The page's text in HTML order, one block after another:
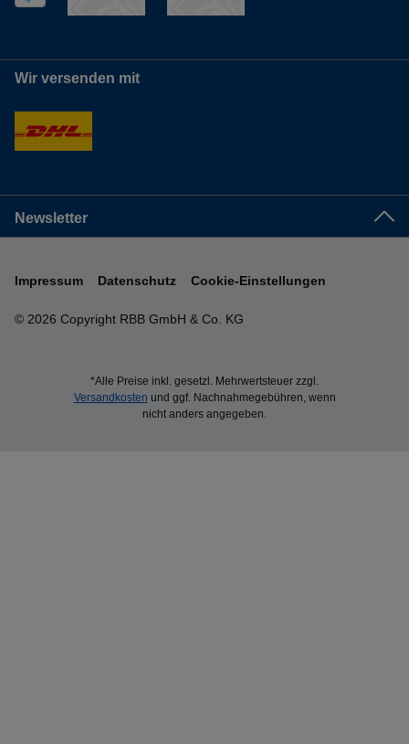
Wir versenden mit
Newsletter
© 2026 Copyright RBB GmbH & Co. KG
Impressum Datenschutz Cookie-Einstellungen
*Alle Preise inkl. gesetzl. Mehrwertsteuer zzgl.
Versandkosten und ggf. Nachnahmegebühren, wenn
nicht anders angegeben.